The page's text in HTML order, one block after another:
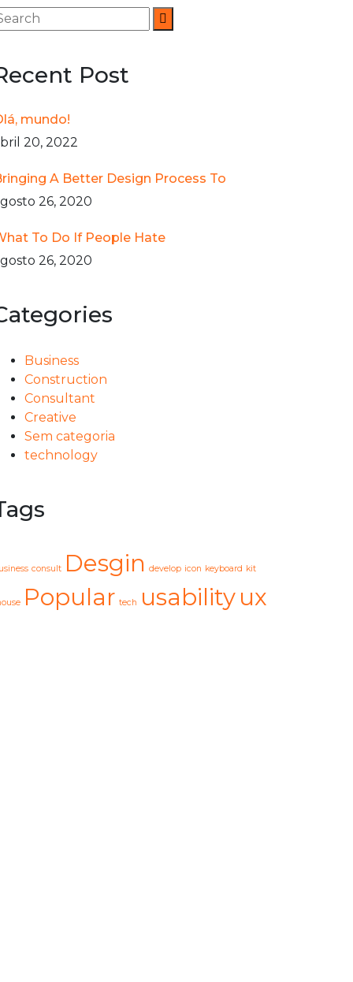
Post
mundo!
20, 2022
A Better Design Process To
26, 2020
To Do If People Hate
26, 2020
Business
Construction
Consultant
Creative
Sem categoria
technology
consult Desgin develop icon keyboard kit
Popular tech usability ux